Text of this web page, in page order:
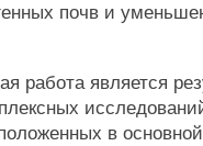
почв и
работа является
в